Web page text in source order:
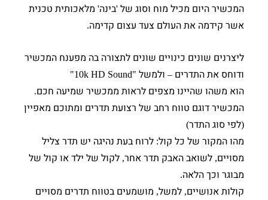
המכשיר היום מכיל מוח וסוג של 'בינה' מלאכותית טכנית
אשר קידמה את העולם צעד עצום קדימה.
ליצרנים שונים כינויים שונים לתצורה בה מפענח המכשיר
ודוחס את התדרים – ולמשל "10k HD Sound"
הוא משהו שהיינו מצפים לראות ממכשיר שמיעה חכם.
המכשיר דוגם טווח רחב של רצועת תדרים ומתוכם מאפיין
(לפי סוג התדר)
מהו המקור של כל קול: לרוח בעת נהיגה יש תדר צליל
מסויים, לשואב האבק תדר אחר, לקול של ילד או קול של
מבוגר וכך הלאה.
קולות אנושיים, למשל, מושמעים בטווח תדרים מסויים